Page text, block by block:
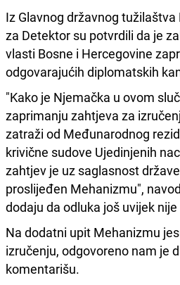
Iz Glavnog državnog
za Detektor su potvrdili da je
vlasti Bosne i Hercegovine
odgovarajućih diplomatskih
"Kako je Njemačka u ovom
zaprimanju zahtjeva za
zatraži od Međunarodnog
krivične sudove Ujedinjenih
zahtjev je uz saglasnost
proslijeđen Mehanizmu",
dodaju da odluka još uvijek
Na dodatni upit Mehanizmu
izručenju, odgovoreno nam je
komentarišu.